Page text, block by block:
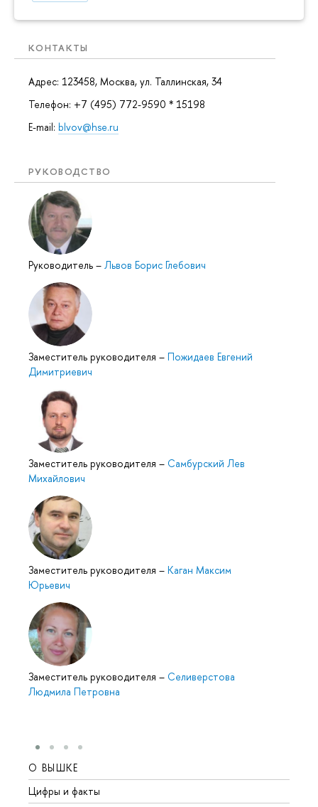
КОНТАКТЫ
Адрес: 123458, Москва, ул. Таллинская, 34
Телефон: +7 (495) 772-9590 * 15198
E-mail: blvov@hse.ru
РУКОВОДСТВО
Руководитель – Львов Борис Глебович
Заместитель руководителя – Пожидаев Евгений
Димитриевич
Заместитель руководителя – Самбурский Лев
Михайлович
Заместитель руководителя – Каган Максим
Юрьевич
Заместитель руководителя – Селиверстова
Людмила Петровна
О ВЫШКЕ
Цифры и факты